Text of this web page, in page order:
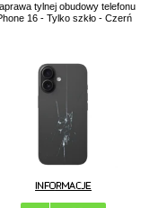
tylnej obudowy telefonu
16 - Tylko szkło - Czerń